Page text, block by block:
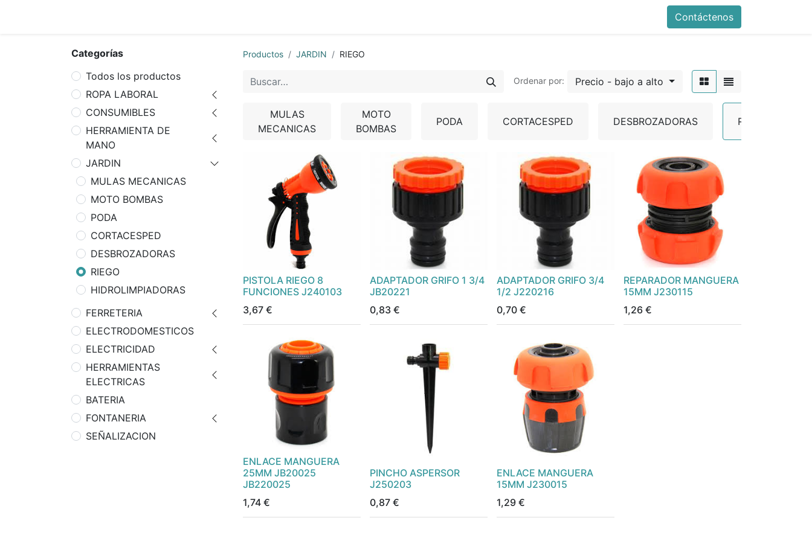
Contáctenos
Categorías
Todos los productos
ROPA LABORAL
CONSUMIBLES
HERRAMIENTA DE
MANO
JARDIN
MULAS MECANICAS
MOTO BOMBAS
PODA
CORTACESPED
DESBROZADORAS
RIEGO
HIDROLIMPIADORAS
FERRETERIA
ELECTRODOMESTICOS
ELECTRICIDAD
HERRAMIENTAS
ELECTRICAS
BATERIA
FONTANERIA
SEÑALIZACION
Productos JARDIN RIEGO
Ordenar por: Precio - bajo a alto
MULAS
MECANICAS
MOTO
BOMBAS
PODA CORTACESPED DESBROZADORAS RIEGO
PISTOLA RIEGO 8
FUNCIONES J240103
3,67 €
ADAPTADOR GRIFO 1 3/4
JB20221
0,83 €
ADAPTADOR GRIFO 3/4
1/2 J220216
0,70 €
REPARADOR MANGUERA
15MM J230115
1,26 €
ENLACE MANGUERA
25MM JB20025
JB220025
1,74 €
PINCHO ASPERSOR
J250203
0,87 €
ENLACE MANGUERA
15MM J230015
1,29 €